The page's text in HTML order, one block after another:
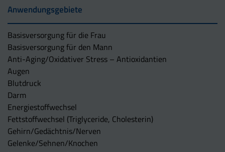
Anwendungsgebiete
Basisversorgung für die Frau
Basisversorgung für den Mann
Anti-Aging/Oxidativer Stress – Antioxidantien
Augen
Blutdruck
Darm
Energiestoffwechsel
Fettstoffwechsel (Triglyceride, Cholesterin)
Gehirn/Gedächtnis/Nerven
Gelenke/Sehnen/Knochen